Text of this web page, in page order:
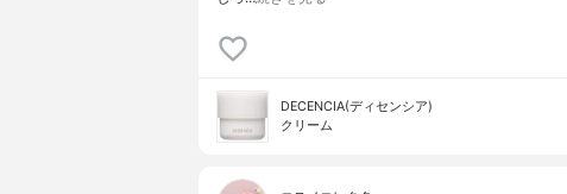
DECENCIA(ディセンシア)
クリーム